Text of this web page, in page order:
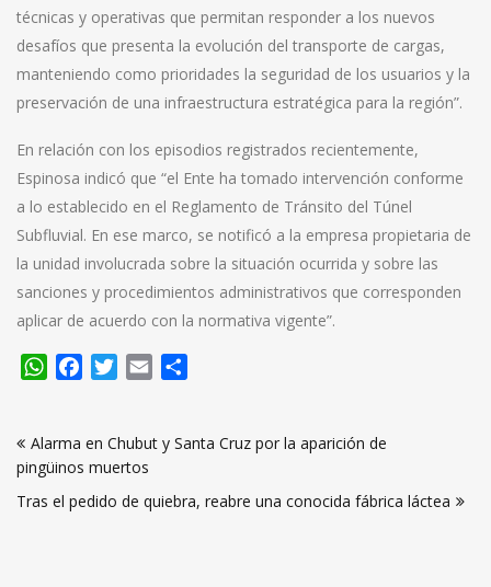
técnicas y operativas que permitan responder a los nuevos
desafíos que presenta la evolución del transporte de cargas,
manteniendo como prioridades la seguridad de los usuarios y la
preservación de una infraestructura estratégica para la región”.
En relación con los episodios registrados recientemente,
Espinosa indicó que “el Ente ha tomado intervención conforme
a lo establecido en el Reglamento de Tránsito del Túnel
Subfluvial. En ese marco, se notificó a la empresa propietaria de
la unidad involucrada sobre la situación ocurrida y sobre las
sanciones y procedimientos administrativos que corresponden
aplicar de acuerdo con la normativa vigente”.
WhatsApp
FacebookTwitter
Email
de
entradas
Alarma en Chubut y Santa Cruz por la aparición de
pingüinos muertos
Tras el pedido de quiebra, reabre una conocida fábrica láctea